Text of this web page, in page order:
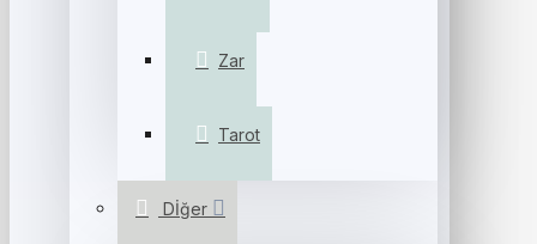
Zar
Tarot
Dİğer